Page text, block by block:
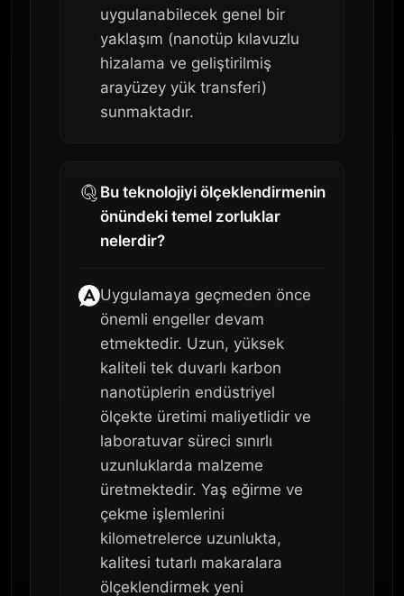
uygulanabilecek genel bir
yaklaşım (nanotüp kılavuzlu
hizalama ve geliştirilmiş
arayüzey yük transferi)
sunmaktadır.
Bu teknolojiyi ölçeklendirmenin
önündeki temel zorluklar
nelerdir?
Uygulamaya geçmeden önce
önemli engeller devam
etmektedir. Uzun, yüksek
kaliteli tek duvarlı karbon
nanotüplerin endüstriyel
ölçekte üretimi maliyetlidir ve
laboratuvar süreci sınırlı
uzunluklarda malzeme
üretmektedir. Yaş eğirme ve
çekme işlemlerini
kilometrelerce uzunlukta,
kalitesi tutarlı makaralara
ölçeklendirmek yeni